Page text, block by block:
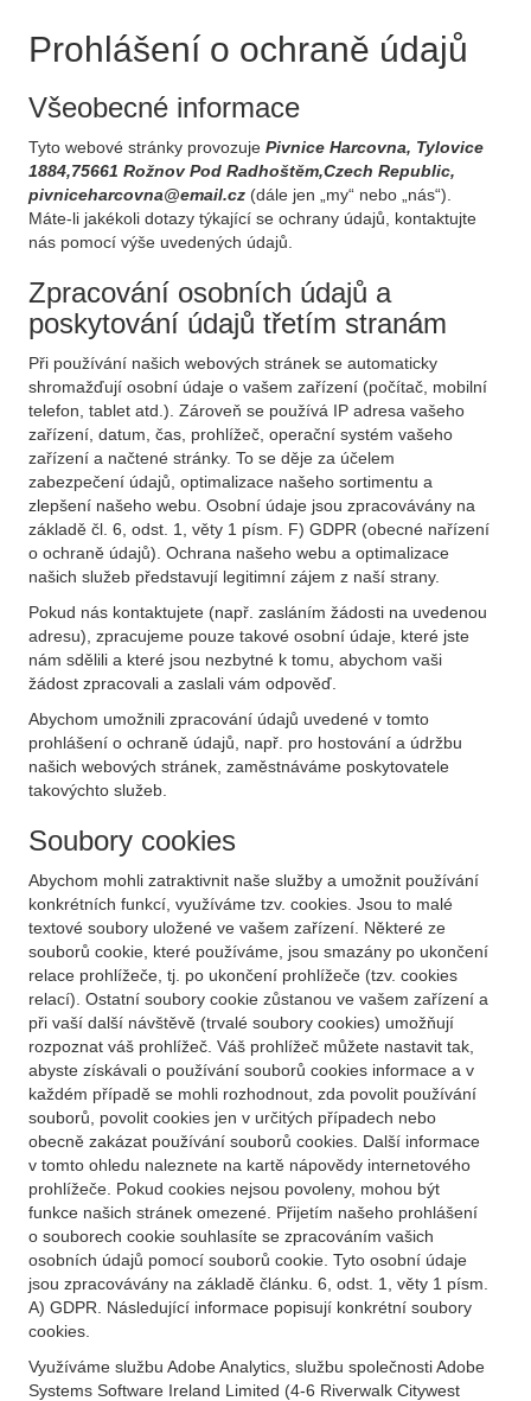
Prohlášení o ochraně údajů
Všeobecné informace
Tyto webové stránky provozuje Pivnice Harcovna, Tylovice
1884,75661 Rožnov Pod Radhoštěm,Czech Republic,
pivniceharcovna@email.cz (dále jen „my“ nebo „nás“).
Máte-li jakékoli dotazy týkající se ochrany údajů, kontaktujte
nás pomocí výše uvedených údajů.
Zpracování osobních údajů a
poskytování údajů třetím stranám
Při používání našich webových stránek se automaticky
shromažďují osobní údaje o vašem zařízení (počítač, mobilní
telefon, tablet atd.). Zároveň se používá IP adresa vašeho
zařízení, datum, čas, prohlížeč, operační systém vašeho
zařízení a načtené stránky. To se děje za účelem
zabezpečení údajů, optimalizace našeho sortimentu a
zlepšení našeho webu. Osobní údaje jsou zpracovávány na
základě čl. 6, odst. 1, věty 1 písm. F) GDPR (obecné nařízení
o ochraně údajů). Ochrana našeho webu a optimalizace
našich služeb představují legitimní zájem z naší strany.
Pokud nás kontaktujete (např. zasláním žádosti na uvedenou
adresu), zpracujeme pouze takové osobní údaje, které jste
nám sdělili a které jsou nezbytné k tomu, abychom vaši
žádost zpracovali a zaslali vám odpověď.
Abychom umožnili zpracování údajů uvedené v tomto
prohlášení o ochraně údajů, např. pro hostování a údržbu
našich webových stránek, zaměstnáváme poskytovatele
takovýchto služeb.
Soubory cookies
Abychom mohli zatraktivnit naše služby a umožnit používání
konkrétních funkcí, využíváme tzv. cookies. Jsou to malé
textové soubory uložené ve vašem zařízení. Některé ze
souborů cookie, které používáme, jsou smazány po ukončení
relace prohlížeče, tj. po ukončení prohlížeče (tzv. cookies
relací). Ostatní soubory cookie zůstanou ve vašem zařízení a
při vaší další návštěvě (trvalé soubory cookies) umožňují
rozpoznat váš prohlížeč. Váš prohlížeč můžete nastavit tak,
abyste získávali o používání souborů cookies informace a v
každém případě se mohli rozhodnout, zda povolit používání
souborů, povolit cookies jen v určitých případech nebo
obecně zakázat používání souborů cookies. Další informace
v tomto ohledu naleznete na kartě nápovědy internetového
prohlížeče. Pokud cookies nejsou povoleny, mohou být
funkce našich stránek omezené. Přijetím našeho prohlášení
o souborech cookie souhlasíte se zpracováním vašich
osobních údajů pomocí souborů cookie. Tyto osobní údaje
jsou zpracovávány na základě článku. 6, odst. 1, věty 1 písm.
A) GDPR. Následující informace popisují konkrétní soubory
cookies.
Využíváme službu Adobe Analytics, službu společnosti Adobe
Systems Software Ireland Limited (4-6 Riverwalk Citywest